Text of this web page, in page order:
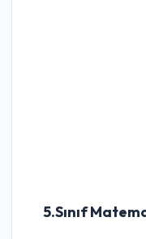
5.Sınıf